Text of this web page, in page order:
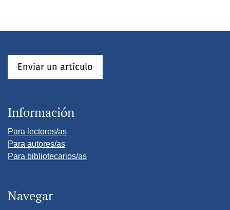
Enviar un artículo
Información
Para lectores/as
Para autores/as
Para bibliotecarios/as
Navegar